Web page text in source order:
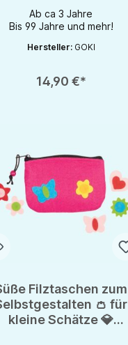
Naturkinder
Ab ca 3 Jahre
Bis 99 Jahre und mehr!
Hersteller: GOKI
14,90 €*
Filztaschen zum
👛 für
kleine Schätze 💎